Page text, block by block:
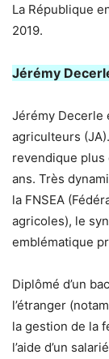
La République
2019.
Jérémy
Jérémy Decerle
agriculteurs
revendique plus
ans. Très
la FNSEA
agricoles), le
emblématique
Diplômé d’un
l’étranger
la gestion de la
l’aide d’un